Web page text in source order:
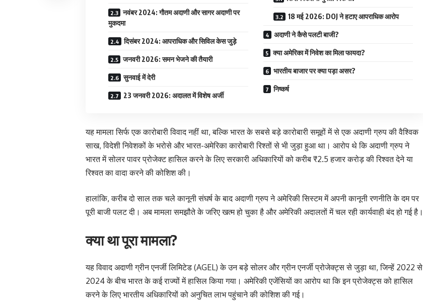
नवंबर 2024: गौतम अदाणी और सागर अदाणी पर
मुकदमा
दिसंबर 2024: आपराधिक और सिविल केस जुड़े
जनवरी 2026: समन भेजने की तैयारी
सुनवाई में देरी
23 जनवरी 2026: अदालत में विशेष अर्जी
18 मई 2026: DOJ ने हटाए आपराधिक आरोप
अदाणी ने कैसे पलटी बाजी?
क्या अमेरिका में निवेश का मिला फायदा?
भारतीय बाजार पर क्या पड़ा असर?
निष्कर्ष
यह मामला सिर्फ एक कारोबारी विवाद नहीं था, बल्कि भारत के सबसे बड़े कारोबारी समूहों में से एक अदाणी ग्रुप की वैश्विक
साख, विदेशी निवेशकों के भरोसे और भारत-अमेरिका कारोबारी रिश्तों से भी जुड़ा हुआ था। आरोप थे कि अदाणी ग्रुप ने
भारत में सोलर पावर प्रोजेक्ट हासिल करने के लिए सरकारी अधिकारियों को करीब ₹2.5 हजार करोड़ की रिश्वत देने या
रिश्वत का वादा करने की कोशिश की।
हालांकि, करीब दो साल तक चले कानूनी संघर्ष के बाद अदाणी ग्रुप ने अमेरिकी सिस्टम में अपनी कानूनी रणनीति के दम पर
पूरी बाजी पलट दी। अब मामला समझौते के जरिए खत्म हो चुका है और अमेरिकी अदालतों में चल रही कार्यवाही बंद हो गई है।
क्या था पूरा मामला?
यह विवाद अदाणी ग्रीन एनर्जी लिमिटेड (AGEL) के उन बड़े सोलर और ग्रीन एनर्जी प्रोजेक्ट्स से जुड़ा था, जिन्हें 2022 से
2024 के बीच भारत के कई राज्यों में हासिल किया गया। अमेरिकी एजेंसियों का आरोप था कि इन प्रोजेक्ट्स को हासिल
करने के लिए भारतीय अधिकारियों को अनुचित लाभ पहुंचाने की कोशिश की गई।